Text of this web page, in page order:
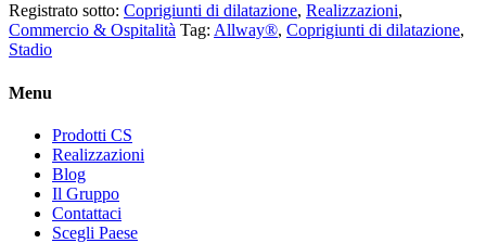
Registrato sotto: Coprigiunti di dilatazione, Realizzazioni,
Commercio & Ospitalità Tag: Allway®, Coprigiunti di dilatazione,
Stadio
Menu
Prodotti CS
Realizzazioni
Blog
Il Gruppo
Contattaci
Scegli Paese